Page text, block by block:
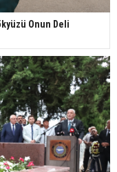
Onun Deli